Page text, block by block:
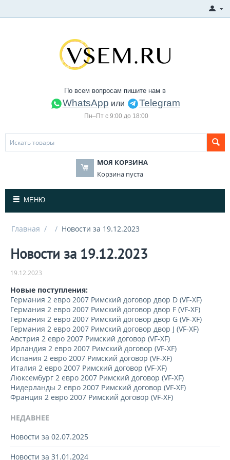
По всем вопросам пишите нам в
WhatsApp или Telegram
Пн–Пт с 9:00 до 18:00
МОЯ КОРЗИНА
Корзина пуста
МЕНЮ
Главная / / Новости за 19.12.2023
Новости за 19.12.2023
19.12.2023
Новые поступления:
Германия 2 евро 2007 Римский договор двор D (VF-XF)
Германия 2 евро 2007 Римский договор двор F (VF-XF)
Германия 2 евро 2007 Римский договор двор G (VF-XF)
Германия 2 евро 2007 Римский договор двор J (VF-XF)
Австрия 2 евро 2007 Римский договор (VF-XF)
Ирландия 2 евро 2007 Римский договор (VF-XF)
Испания 2 евро 2007 Римский договор (VF-XF)
Италия 2 евро 2007 Римский договор (VF-XF)
Люксембург 2 евро 2007 Римский договор (VF-XF)
Нидерланды 2 евро 2007 Римский договор (VF-XF)
Франция 2 евро 2007 Римский договор (VF-XF)
НЕДАВНЕЕ
Новости за 02.07.2025
Новости за 31.01.2024